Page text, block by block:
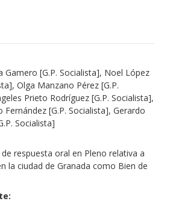
Gamero [G.P. Socialista], Noel López
Olga Manzano Pérez [G.P.
Prieto Rodríguez [G.P. Socialista],
Fernández [G.P. Socialista], Gerardo
Socialista]
respuesta oral en Pleno relativa a
la ciudad de Granada como Bien de